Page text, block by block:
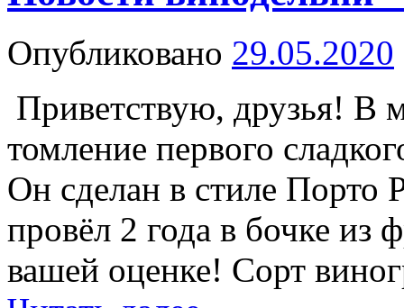
Опубликовано 29.05.2020
Приветствую, друзья! В
томление первого
Он сделан в стиле Порто
провёл 2 года в бочке из
вашей оценке! Сорт